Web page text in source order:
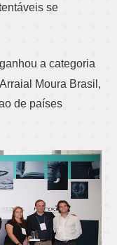
se
a categoria
Moura Brasil,
de países